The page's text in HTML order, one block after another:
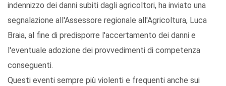
indennizzo dei danni subiti dagli agricoltori, ha inviato una
segnalazione all'Assessore regionale all'Agricoltura, Luca
Braia, al fine di predisporre l'accertamento dei danni e
l'eventuale adozione dei provvedimenti di competenza
conseguenti.
Questi eventi sempre più violenti e frequenti anche sui